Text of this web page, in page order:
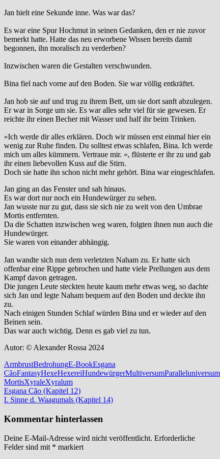
Jan hielt eine Sekunde inne. Was war das?
Es war eine Spur Hochmut in seinen Gedanken, den er nie zuvor
bemerkt hatte. Hatte das neu erworbene Wissen bereits damit
begonnen, ihn moralisch zu verderben?
Inzwischen waren die Gestalten verschwunden.
Bina fiel nach vorne auf den Boden. Sie war völlig entkräftet.
Jan hob sie auf und trug zu ihrem Bett, um sie dort sanft abzulegen.
Er war in Sorge um sie. Es war alles sehr viel für sie gewesen. Er
reichte ihr einen Becher mit Wasser und half ihr beim Trinken.
»Ich werde dir alles erklären. Doch wir müssen erst einmal hier ein
wenig zur Ruhe finden. Du solltest etwas schlafen, Bina. Ich werde
mich um alles kümmern. Vertraue mir. «, flüsterte er ihr zu und gab
ihr einen liebevollen Kuss auf die Stirn.
Doch sie hatte ihn schon nicht mehr gehört. Bina war eingeschlafen.
Jan ging an das Fenster und sah hinaus.
Es war dort nur noch ein Hundewürger zu sehen.
Jan wusste nur zu gut, dass sie sich nie zu weit von den Umbrae
Mortis entfernten.
Da die Schatten inzwischen weg waren, folgten ihnen nun auch die
Hundewürger.
Sie waren von einander abhängig.
Jan wandte sich nun dem verletzten Naham zu. Er hatte sich
offenbar eine Rippe gebrochen und hatte viele Prellungen aus dem
Kampf davon getragen.
Die jungen Leute steckten heute kaum mehr etwas weg, so dachte
sich Jan und legte Naham bequem auf den Boden und deckte ihn
zu.
Nach einigen Stunden Schlaf würden Bina und er wieder auf den
Beinen sein.
Das war auch wichtig. Denn es gab viel zu tun.
Autor: © Alexander Rossa 2024
ArmbrustBedrohungE-BookEsgana
CãoFantasyHexeHexereiHundewürgerMultiversumParalleluniversum
MortisXyraleXyralum
Beitragsnavigation
Vorheriger
Beitrag:
Esgana Cão (Kapitel 12)
Nächster
I. Sinne d. Waagumals (Kapitel 14)
Kommentar hinterlassen
Deine E-Mail-Adresse wird nicht veröffentlicht. Erforderliche
Felder sind mit * markiert